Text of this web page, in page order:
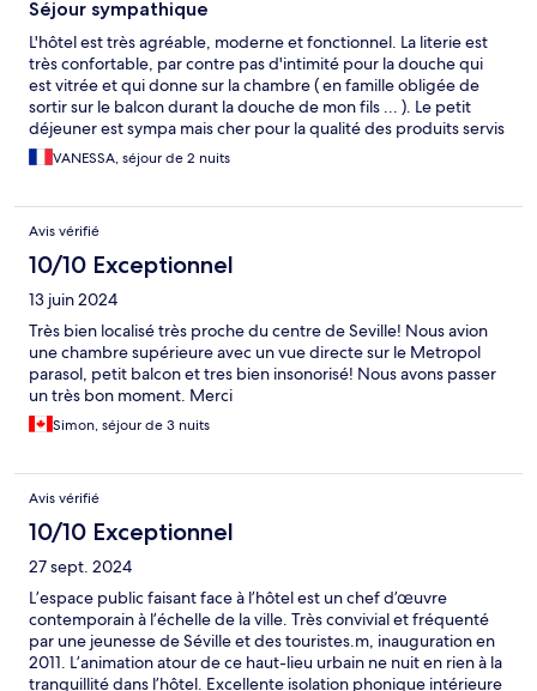
Séjour sympathique
L'hôtel est très agréable, moderne et fonctionnel. La literie est
très confortable, par contre pas d'intimité pour la douche qui
est vitrée et qui donne sur la chambre ( en famille obligée de
sortir sur le balcon durant la douche de mon fils ... ). Le petit
déjeuner est sympa mais cher pour la qualité des produits servis
dans les choix à la carte qui font très industriels. Sinon nous
avons passé un séjour agréable et le personnel est vraiment
VANESSA, séjour de 2 nuits
Avis vérifié
10/10 Exceptionnel
13 juin 2024
Très bien localisé très proche du centre de Seville! Nous avion
une chambre supérieure avec un vue directe sur le Metropol
parasol, petit balcon et tres bien insonorisé! Nous avons passer
un très bon moment. Merci
Simon, séjour de 3 nuits
Avis vérifié
10/10 Exceptionnel
27 sept. 2024
L’espace public faisant face à l’hôtel est un chef d’œuvre
contemporain à l’échelle de la ville. Très convivial et fréquenté
par une jeunesse de Séville et des touristes.m, inauguration en
2011. L’animation atour de ce haut-lieu urbain ne nuit en rien à la
tranquillité dans l’hôtel. Excellente isolation phonique intérieure